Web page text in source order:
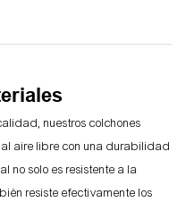
nuestros colchones
aire libre con una durabilidad
no solo es resistente a la
resiste efectivamente los